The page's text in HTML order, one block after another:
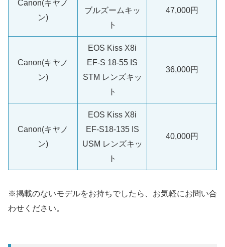
Canon(キヤノ
ン)
ブルズームキッ
ト
47,000円
Canon(キヤノ
ン)
EOS Kiss X8i
EF-S 18-55 IS
STM レンズキッ
ト
36,000円
Canon(キヤノ
ン)
EOS Kiss X8i
EF-S18-135 IS
USM レンズキッ
ト
40,000円
※掲載のないモデルをお持ちでしたら、お気軽にお問い合
わせください。